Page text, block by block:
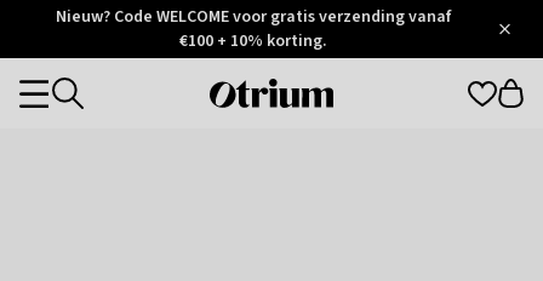
Otrium
Trustpilot
Nieuw? Code WELCOME voor gratis verzending vanaf
€100 + 10% korting.
Otrium
Categories